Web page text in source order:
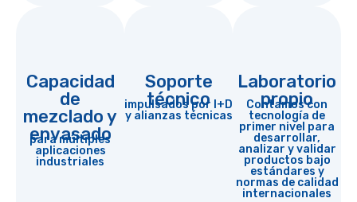
Capacidad
de
mezclado y
envasado
para múltiples
aplicaciones
industriales
Soporte
técnico
impulsados por I+D
y alianzas técnicas
Laboratorio
propio
Contamos con
tecnología de
primer nivel para
desarrollar,
analizar y validar
productos bajo
estándares y
normas de calidad
internacionales